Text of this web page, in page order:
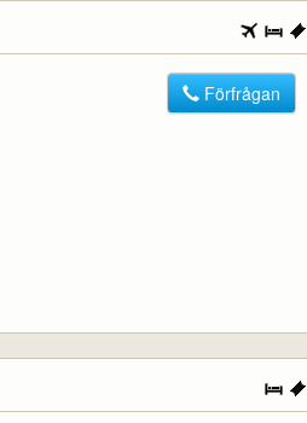
Förfrågan